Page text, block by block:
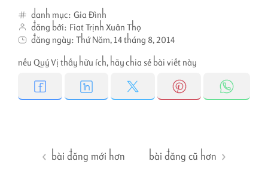
danh mục: Gia Đình
đăng bởi: Fiat Trịnh Xuân Thọ
đăng ngày: Thứ Năm, 14 tháng 8, 2014
nếu Quý Vị thấy hữu ích, hãy chia sẻ bài viết này
bài đăng mới hơn bài đăng cũ hơn